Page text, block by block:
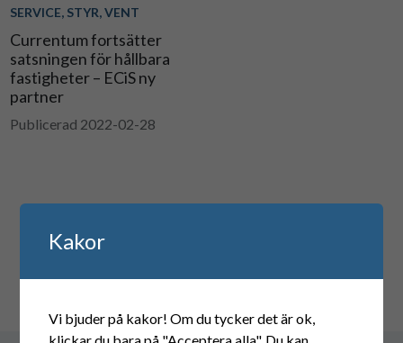
SERVICE, STYR, VENT
Currentum fortsätter
satsningen för hållbara
fastigheter – ECiS ny
partner
Publicerad 2022-02-28
Kakor
Vi bjuder på kakor! Om du tycker det är ok,